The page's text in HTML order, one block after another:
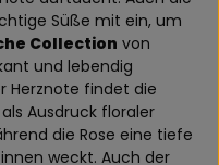
Süße mit ein, um
Collection von
und lebendig
Herznote findet die
Ausdruck floraler
die Rose eine tiefe
weckt. Auch der